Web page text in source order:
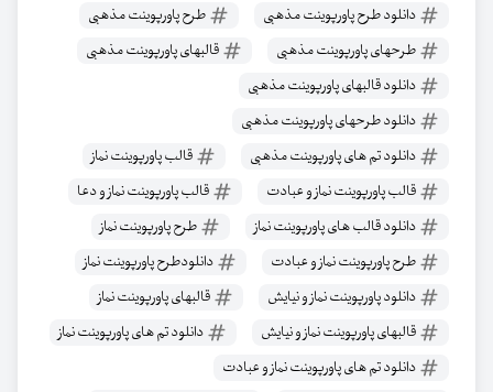
دانلود طرح پاورپوینت مذهبی
طرح پاورپوینت مذهبی
طرحهای پاورپوینت مذهبی
قالبهای پاورپوینت مذهبی
دانلود قالبهای پاورپوینت مذهبی
دانلود طرحهای پاورپوینت مذهبی
دانلود تم های پاورپوینت مذهبی
قالب پاورپوینت نماز
قالب پاورپوینت نماز و عبادت
قالب پاورپوینت نماز و دعا
دانلود قالب های پاورپوینت نماز
طرح پاورپوینت نماز
طرح پاورپوینت نماز و عبادت
دانلودطرح پاورپوینت نماز
دانلود پاورپوینت نماز و نیایش
قالبهای پاورپوینت نماز
قالبهای پاورپوینت نماز و نیایش
دانلود تم های پاورپوینت نماز
دانلود تم های پاورپوینت نماز و عبادت